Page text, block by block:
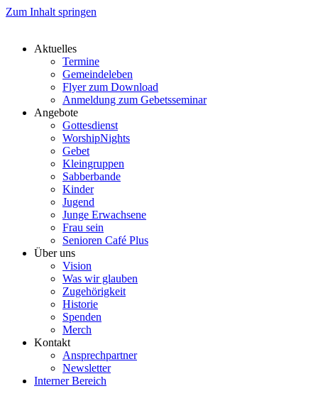
Zum Inhalt springen
Aktuelles
Termine
Gemeindeleben
Flyer zum Download
Anmeldung zum Gebetsseminar
Angebote
Gottesdienst
WorshipNights
Gebet
Kleingruppen
Sabberbande
Kinder
Jugend
Junge Erwachsene
Frau sein
Senioren Café Plus
Über uns
Vision
Was wir glauben
Zugehörigkeit
Historie
Spenden
Merch
Kontakt
Ansprechpartner
Newsletter
Interner Bereich